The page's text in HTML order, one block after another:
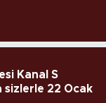
Kanal S
sizlerle 22 Ocak